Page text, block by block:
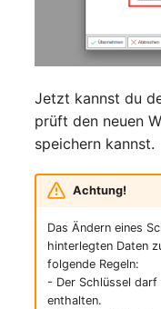
Jetzt kannst du
prüft den neuen
speichern kannst.
Achtung!
Das Ändern eines
hinterlegten Daten
folgende Regeln:
- Der Schlüssel darf
enthalten.